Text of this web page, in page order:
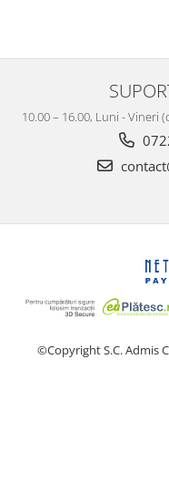
10.00 – 16.00, Luni - Vineri
©Copyright S.C. Admis